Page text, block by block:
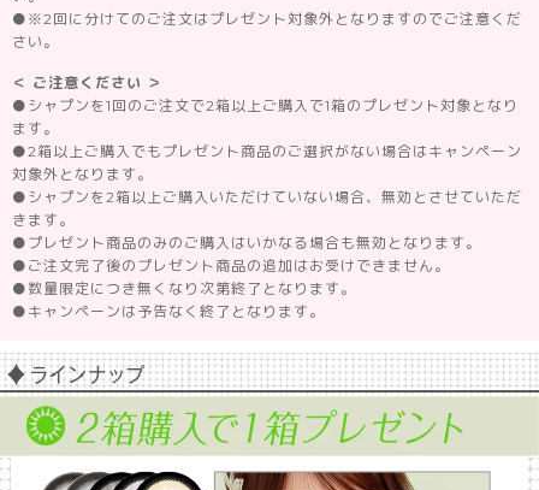
● ※2回に分けてのご注文はプレゼント対象外となりますのでご注意くだ
さい。
＜ ご注意ください ＞
● シャプンを1回のご注文で2箱以上ご購入で1箱のプレゼント対象となり
ます。
●2箱以上ご購入でもプレゼント商品のご選択がない場合はキャンペーン
対象外となります。
● シャプンを2箱以上ご購入いただけていない場合、無効とさせていただ
きます。
● プレゼント商品のみのご購入はいかなる場合も無効となります。
● ご注文完了後のプレゼント商品の追加はお受けできません。
● 数量限定につき無くなり次第終了となります。
● キャンペーンは予告なく終了となります。